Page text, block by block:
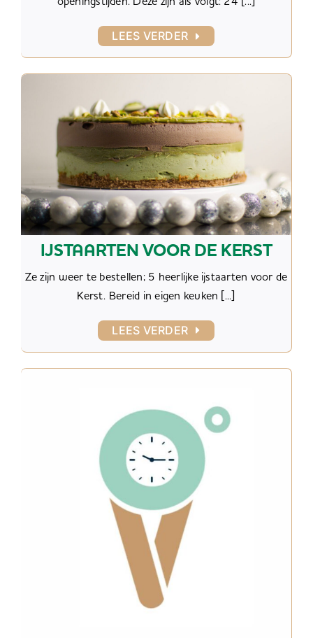
openingstijden. Deze zijn als volgt: 24 [...]
LEES VERDER
IJSTAARTEN VOOR DE KERST
Ze zijn weer te bestellen; 5 heerlijke ijstaarten voor de
Kerst. Bereid in eigen keuken [...]
LEES VERDER